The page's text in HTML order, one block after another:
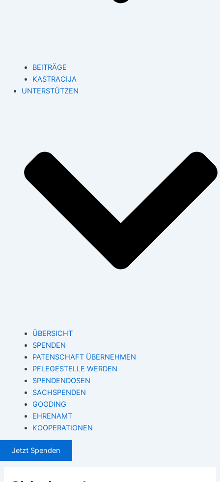
BEITRÄGE
KASTRACIJA
UNTERSTÜTZEN
ÜBERSICHT
SPENDEN
PATENSCHAFT ÜBERNEHMEN
PFLEGESTELLE WERDEN
SPENDENDOSEN
SACHSPENDEN
GOODING
EHRENAMT
KOOPERATIONEN
Jetzt Spenden